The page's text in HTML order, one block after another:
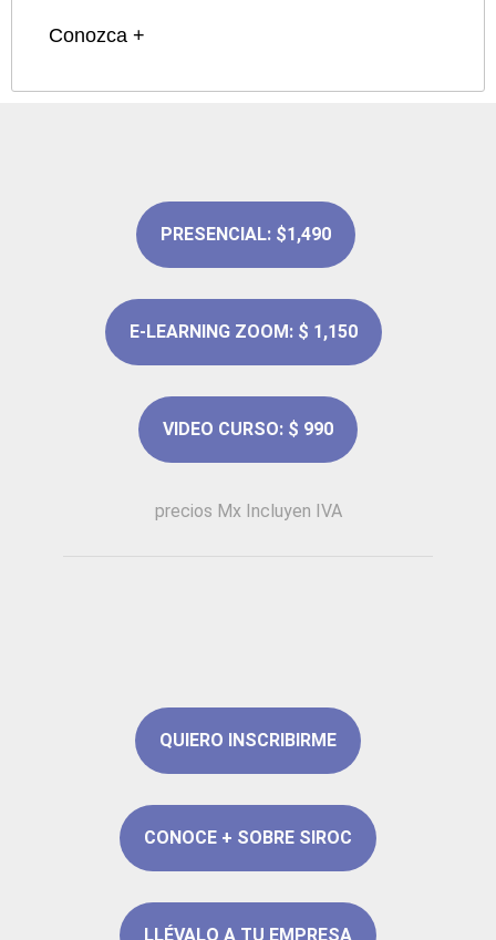
Conozca +
PRESENCIAL: $1,490
E-LEARNING ZOOM: $ 1,150
VIDEO CURSO: $ 990
precios Mx Incluyen IVA
QUIERO INSCRIBIRME
CONOCE + SOBRE SIROC
LLÉVALO A TU EMPRESA